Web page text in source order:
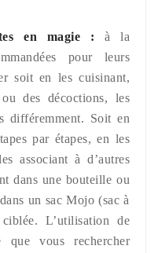
en magie : à la
pour leurs
soit en les cuisinant,
des décoctions, les
différemment. Soit en
par étapes, en les
associant à d’autres
dans une bouteille ou
un sac Mojo (sac à
L’utilisation de
que vous rechercher